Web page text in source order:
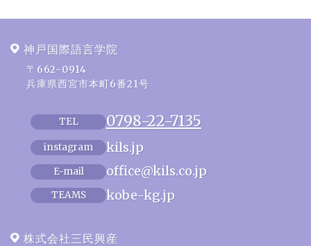
神戸国際語言学院
〒662-0914
兵庫県西宮市本町6番21号
TEL 0798-22-7135
instagram kils.jp
E-mail office@kils.co.jp
TEAMS kobe-kg.jp
株式会社三民興産